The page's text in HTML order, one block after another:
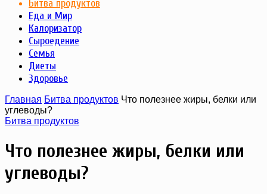
Битва продуктов
Еда и Мир
Калоризатор
Сыроедение
Семья
Диеты
Здоровье
Главная Битва продуктов Что полезнее жиры, белки или
углеводы?
Битва продуктов
Что полезнее жиры, белки или
углеводы?